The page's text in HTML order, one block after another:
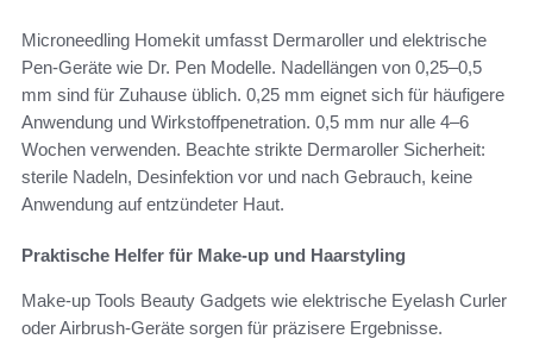
Microneedling Homekit umfasst Dermaroller und elektrische
Pen-Geräte wie Dr. Pen Modelle. Nadellängen von 0,25–0,5
mm sind für Zuhause üblich. 0,25 mm eignet sich für häufigere
Anwendung und Wirkstoffpenetration. 0,5 mm nur alle 4–6
Wochen verwenden. Beachte strikte Dermaroller Sicherheit:
sterile Nadeln, Desinfektion vor und nach Gebrauch, keine
Anwendung auf entzündeter Haut.
Praktische Helfer für Make-up und Haarstyling
Make-up Tools Beauty Gadgets wie elektrische Eyelash Curler
oder Airbrush-Geräte sorgen für präzisere Ergebnisse.